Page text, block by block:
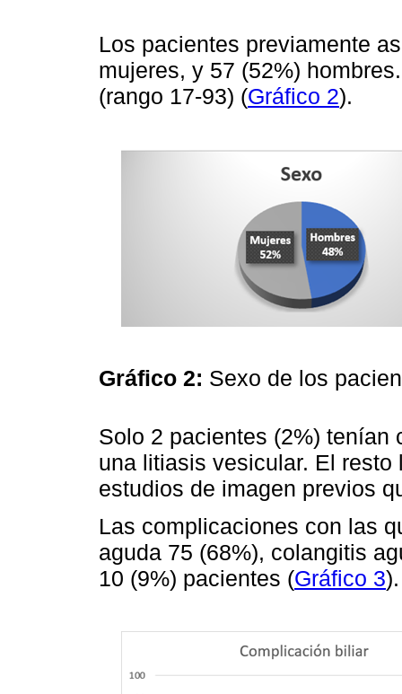
Los pacientes previamente
mujeres, y 57 (52%)
(rango 17-93) (Gráfico 2).
Gráfico 2: Sexo de los
Solo 2 pacientes (2%) tenían
una litiasis vesicular. El
estudios de imagen previos
Las complicaciones con las
aguda 75 (68%), colangitis
10 (9%) pacientes (Gráfico 3).